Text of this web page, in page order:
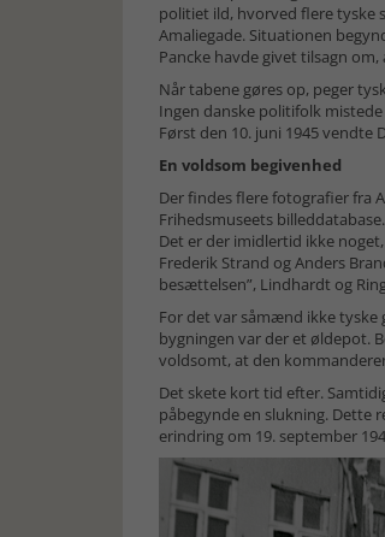
politiet ild, hvorved flere tyske
Amaliegade. Situationen
Pancke havde givet tilsagn
Når tabene gøres op, peger
Ingen danske politifolk
Først den 10. juni 1945 vendte
En voldsom begivenhed
Der findes flere fotografier fra
Frihedsmuseets
Det er der imidlertid ikke
Frederik Strand og Anders
besættelsen”, Lindhardt og
For det var såmænd ikke tyske
bygningen var der et øldepot.
voldsomt, at den
Det skete kort tid efter.
påbegynde en slukning. Dette
erindring om 19.